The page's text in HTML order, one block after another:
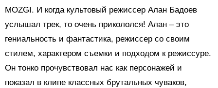
MOZGI. И когда культовый режиссер Алан Бадоев
услышал трек, то очень прикололся! Алан – это
гениальность и фантастика, режиссер со своим
стилем, характером съемки и подходом к режиссуре.
Он тонко прочувствовал нас как персонажей и
показал в клипе классных брутальных чуваков,